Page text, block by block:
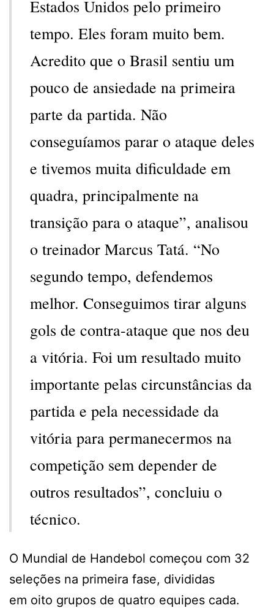
Estados Unidos pelo primeiro
tempo. Eles foram muito bem.
Acredito que o Brasil sentiu um
pouco de ansiedade na primeira
parte da partida. Não
conseguíamos parar o ataque deles
e tivemos muita dificuldade em
quadra, principalmente na
transição para o ataque”, analisou
o treinador Marcus Tatá. “No
segundo tempo, defendemos
melhor. Conseguimos tirar alguns
gols de contra-ataque que nos deu
a vitória. Foi um resultado muito
importante pelas circunstâncias da
partida e pela necessidade da
vitória para permanecermos na
competição sem depender de
outros resultados”, concluiu o
técnico.
O Mundial de Handebol começou com 32
seleções na primeira fase, divididas
em oito grupos de quatro equipes cada.